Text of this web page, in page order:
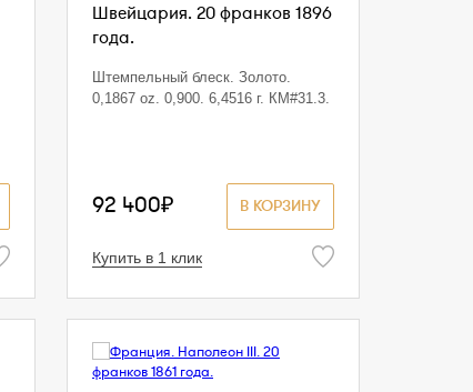
Швейцария. 20 франков 1896
года.
Штемпельный блеск. Золото.
0,1867 oz. 0,900. 6,4516 г. КМ#31.3.
В КОРЗИНУ
92 400₽
Купить в 1 клик